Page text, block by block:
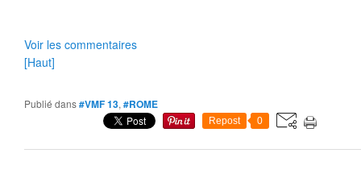
Voir les commentaires
[Haut]
Publié dans#VMF 13, #ROME
Repost 0